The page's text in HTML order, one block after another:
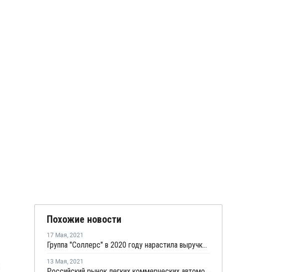
Похожие новости
17 Мая, 2021
Группа "Соллерс" в 2020 году нарастила выручку на 14%
13 Мая, 2021